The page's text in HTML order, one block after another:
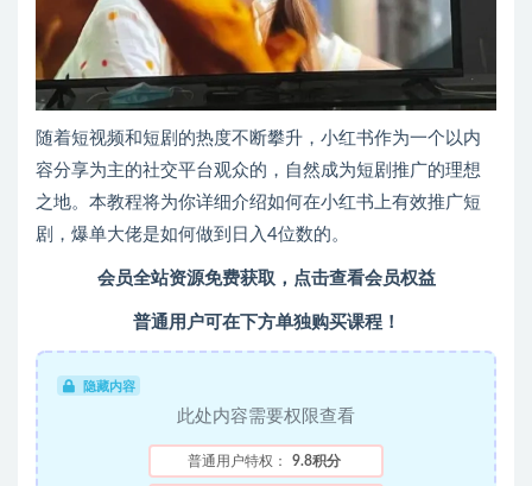
随着短视频和短剧的热度不断攀升，小红书作为一个以内
容分享为主的社交平台观众的，自然成为短剧推广的理想
之地。本教程将为你详细介绍如何在小红书上有效推广短
剧，爆单大佬是如何做到日入4位数的。
会员全站资源免费获取，点击查看会员权益
普通用户可在下方单独购买课程！
隐藏内容
此处内容需要权限查看
普通用户特权： 9.8积分